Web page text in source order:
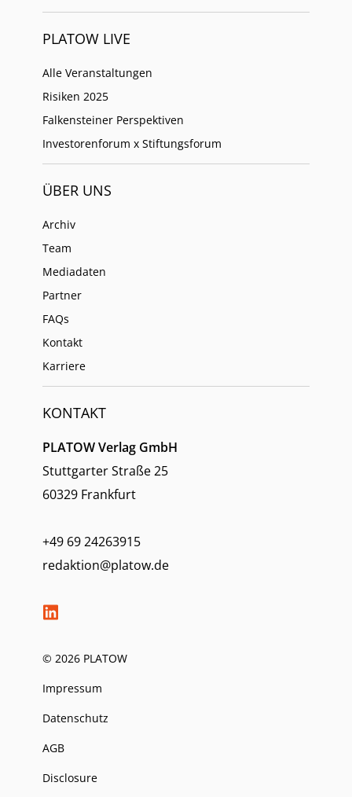
PLATOW LIVE
Alle Veranstaltungen
Risiken 2025
Falkensteiner Perspektiven
Investorenforum x Stiftungsforum
ÜBER UNS
Archiv
Team
Mediadaten
Partner
FAQs
Kontakt
Karriere
KONTAKT
PLATOW Verlag GmbH
Stuttgarter Straße 25
60329 Frankfurt
+49 69 24263915
redaktion@platow.de
© 2026 PLATOW
Impressum
Datenschutz
AGB
Disclosure